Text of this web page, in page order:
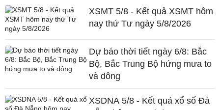
XSMT 5/8 - Kết quả XSMT hôm
nay thứ Tư ngày 5/8/2026
Dự báo thời tiết ngày 6/8: Bắc
Bộ, Bắc Trung Bộ hứng mưa to
và dông
XSDNA 5/8 - Kết quả xổ số Đà